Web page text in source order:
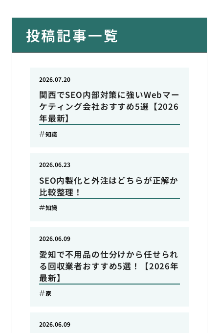
投稿記事一覧
関西でSEO内部対策に強いWebマー
ケティング会社おすすめ5選【2026
年最新】
2026.07.20
知識
SEO内製化と外注はどちらが正解か
比較整理！
2026.06.23
知識
愛知で不用品の仕分けから任せられ
る回収業者おすすめ5選！【2026年
最新】
2026.06.09
家
2026.06.09